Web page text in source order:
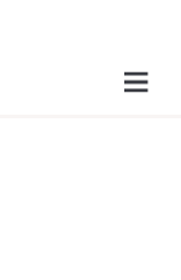
Menu